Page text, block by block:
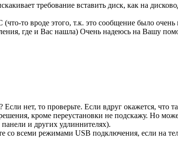
требование вставить диск, как на
то вроде этого, т.к. это сообщение было
где и Вас нашла) Очень надеюсь на Вашу
нет, то проверьте. Если вдруг окажется, что
кроме переустановки не подскажу. Но
и других удлиннителях).
со всеми режимами USB подключения, если на